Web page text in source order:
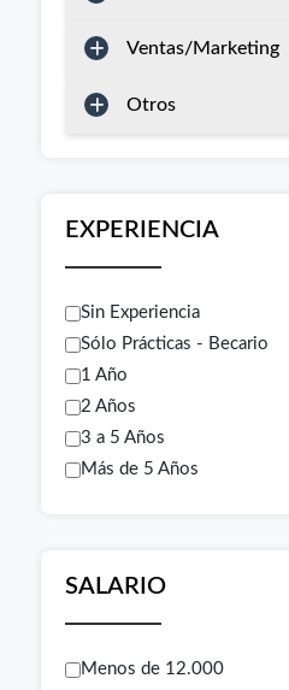
Ventas/Marketing
Otros
EXPERIENCIA
Sin Experiencia
Sólo Prácticas - Becario
1 Año
2 Años
3 a 5 Años
Más de 5 Años
SALARIO
Menos de 12.000